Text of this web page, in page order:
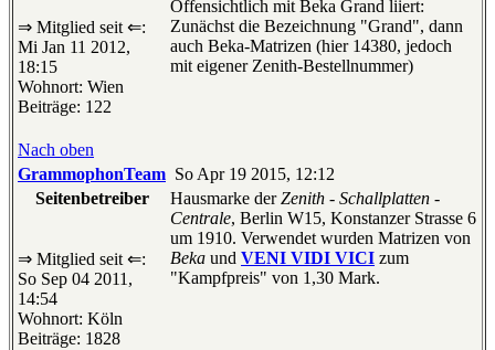
⇒ Mitglied seit ⇐:
Mi Jan 11 2012,
18:15
Wohnort: Wien
Beiträge: 122
Offensichtlich mit Beka Grand liiert:
Zunächst die Bezeichnung "Grand", dann
auch Beka-Matrizen (hier 14380, jedoch
mit eigener Zenith-Bestellnummer)
Nach oben
GrammophonTeam So Apr 19 2015, 12:12
Seitenbetreiber
⇒ Mitglied seit ⇐:
So Sep 04 2011,
14:54
Wohnort: Köln
Beiträge: 1828
Hausmarke derZenith - Schallplatten -
Centrale, Berlin W15, Konstanzer Strasse 6
um 1910. Verwendet wurden Matrizen von
Beka und VENI VIDI VICI zum
"Kampfpreis" von 1,30 Mark.